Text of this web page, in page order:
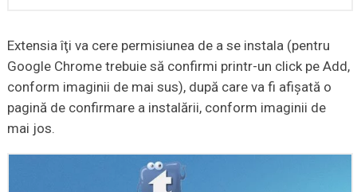
Extensia îţi va cere permisiunea de a se instala (pentru
Google Chrome trebuie să confirmi printr-un click pe Add,
conform imaginii de mai sus), după care va fi afişată o
pagină de confirmare a instalării, conform imaginii de
mai jos.